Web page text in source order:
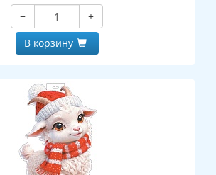
−
+
В корзину